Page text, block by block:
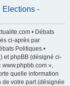
Elections -
• Débats
ci-après par
Politiques •
et phpBB (désigné ci-
www.phpbb.com »,
quelle information
de votre part (désignée